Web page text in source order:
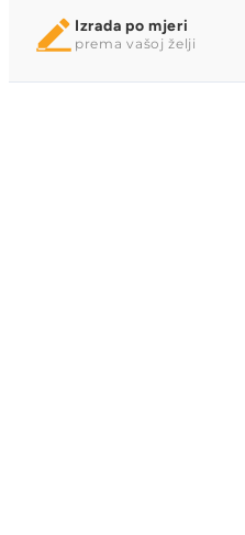
Izrada po mjeri
prema vašoj želji